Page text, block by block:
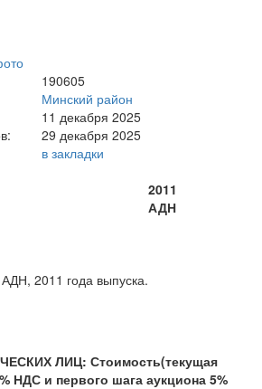
190605
Минский район
11 декабря 2025
29 декабря 2025
в закладки
2011
АДН
2011 года выпуска.
ЛИЦ: Стоимость(текущая
НДС и первого шага аукциона 5%